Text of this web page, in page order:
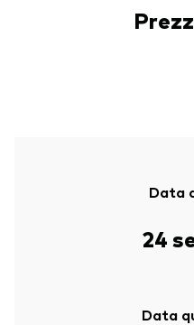
Data
24
Data